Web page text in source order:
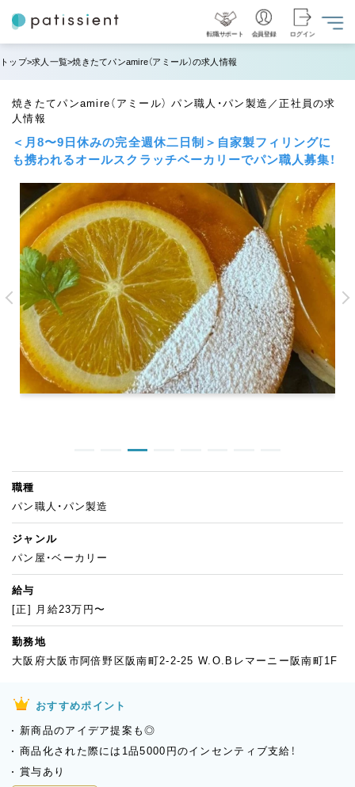
転職サポート 会員登録 ログイン
トップ 求人一覧 焼きたてパンamire（アミール）の求人情報
焼きたてパンamire（アミール） パン職人・パン製造／正社員の求
人情報
＜月8〜9日休みの完全週休二日制＞自家製フィリングに
も携われるオールスクラッチベーカリーでパン職人募集！
職種
パン職人・パン製造
ジャンル
パン屋・ベーカリー
給与
[正] 月給23万円〜
勤務地
大阪府大阪市阿倍野区阪南町2-2-25 W.O.Bレマーニー阪南町1F
おすすめポイント
新商品のアイデア提案も◎
商品化された際には1品5000円のインセンティブ支給！
賞与あり